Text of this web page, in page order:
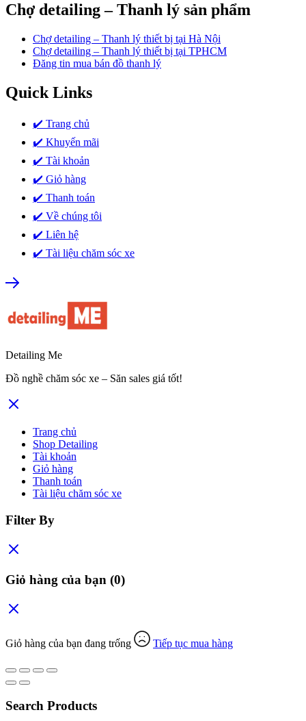
Chợ detailing – Thanh lý sản phẩm
Chợ detailing – Thanh lý thiết bị tại Hà Nội
Chợ detailing – Thanh lý thiết bị tại TPHCM
Đăng tin mua bán đồ thanh lý
Quick Links
✔️ Trang chủ
✔️ Khuyến mãi
✔️ Tài khoản
✔️ Giỏ hàng
✔️ Thanh toán
✔️ Về chúng tôi
✔️ Liên hệ
✔️ Tài liệu chăm sóc xe
Detailing Me
Đồ nghề chăm sóc xe – Săn sales giá tốt!
Trang chủ
Shop Detailing
Tài khoản
Giỏ hàng
Thanh toán
Tài liệu chăm sóc xe
Filter By
Giỏ hàng của bạn (0)
Giỏ hàng của bạn đang trống Tiếp tục mua hàng
Search Products